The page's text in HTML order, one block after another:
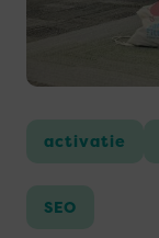
activatie
SEO